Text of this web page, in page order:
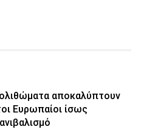
αποκαλύπτουν
Ευρωπαίοι ίσως